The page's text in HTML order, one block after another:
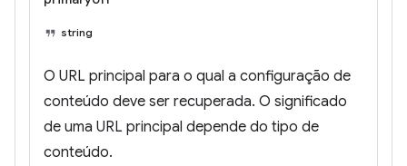
string
O URL principal para o qual a configuração de
conteúdo deve ser recuperada. O significado
de uma URL principal depende do tipo de
conteúdo.